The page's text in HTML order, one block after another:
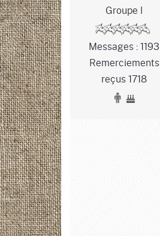
Groupe I
Messages : 1193
Remerciements
reçus 1718